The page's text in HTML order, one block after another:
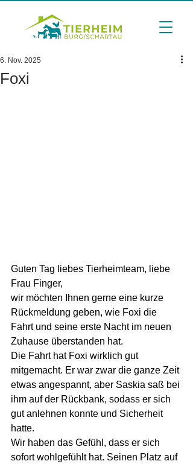
Foxi
6. Nov. 2025
Guten Tag liebes Tierheimteam, liebe
Frau Finger,
wir möchten Ihnen gerne eine kurze
Rückmeldung geben, wie Foxi die
Fahrt und seine erste Nacht im neuen
Zuhause überstanden hat.
Die Fahrt hat Foxi wirklich gut
mitgemacht. Er war zwar die ganze Zeit
etwas angespannt, aber Saskia saß bei
ihm auf der Rückbank, sodass er sich
gut anlehnen konnte und Sicherheit
hatte.
Wir haben das Gefühl, dass er sich
sofort wohlgefühlt hat. Seinen Platz auf